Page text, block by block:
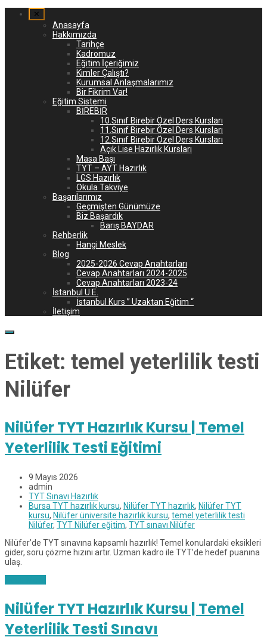
✕
Anasayfa
Hakkımızda
Tarihçe
Kadromuz
Eğitim İçeriğimiz
Kimler Çalıştı?
Kurumsal Anlaşmalarımız
Bir Fikrim Var!
Eğitim Sistemi
BİREBİR
10.Sınıf Birebir Özel Ders Kursları
11.Sınıf Birebir Özel Ders Kursları
12.Sınıf Birebir Özel Ders Kursları
Açık Lise Hazırlık Kursları
Masa Başı
TYT – AYT Hazırlık
LGS Hazırlık
Okula Takviye
Başarılarımız
Geçmişten Günümüze
Biz Başardık
Barış BAYDAR
Rehberlik
Hangi Meslek
Blog
2025-2026 Cevap Anahtarları
Cevap Anahtarları 2024-2025
Cevap Anahtarları 2023-24
İstanbul U.E.
İstanbul Kurs ” Uzaktan Eğitim “
İletişim
Etiket: temel yeterlilik testi
Nilüfer
Nilüfer TYT Hazırlık Kursu | Temel
Yeterlilik Testi Eğitimi
9 Mayıs 2026
admin
TYT Sınavı Hazırlık
Bursa TYT hazırlık kursu, Nilüfer TYT hazırlık, Nilüfer TYT
kursu, Nilüfer üniversite hazırlık kursu, temel yeterlilik testi
Nilüfer, TYT Nilüfer eğitim, TYT sınavı Nilüfer
Nilüfer’de TYT sınavına kapsamlı hazırlık! Temel konulardaki eksikleri
gider, soru çözme hızını artır. Uzman kadro ile TYT’de hedef puanına
ulaş.
Nilüfer TYT Hazırlık Kursu | Temel
Yeterlilik Testi Sınavı